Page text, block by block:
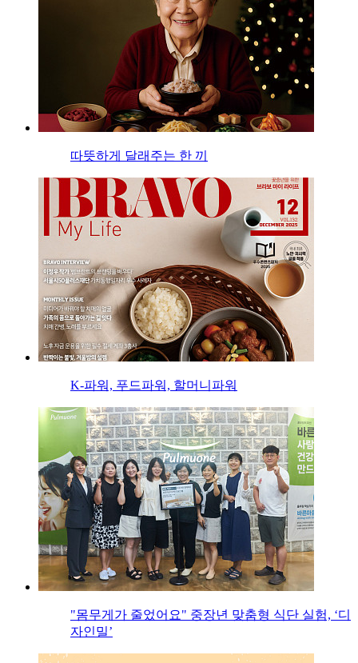
따뜻하게 달래주는 한 끼
K-파워, 푸드파워, 할머니파워
"몸무게가 줄었어요" 중장년 맞춤형 식단 실험, ‘디
자인밀’